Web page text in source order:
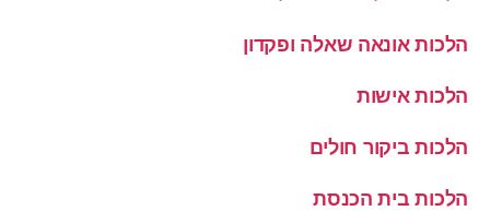
הלכות אונאה שאלה ופקדון
הלכות אישות
הלכות ביקור חולים
הלכות בית הכנסת